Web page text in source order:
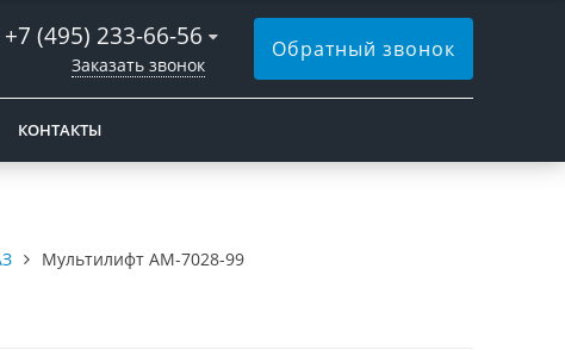
+7 (495) 233-66-56
Заказать звонок
Обратный звонок
КОНТАКТЫ
Мультилифт АМ-7028-99